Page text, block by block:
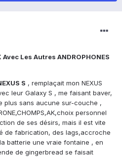
Les Autres ANDROPHONES
S , remplaçait mon NEXUS
leur Galaxy S , me faisant baver,
plus sans aucune sur-couche ,
personnel
de ses désirs, mais il est vite
de fabrication, des lags,accroche
batterie une vraie fontaine , en
de gingerbread se faisait